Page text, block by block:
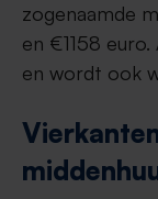
zogenaamde
en €1158
en wordt ook